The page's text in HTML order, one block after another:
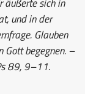
und in der
Glauben
Gott begegnen. –
89, 9–11.